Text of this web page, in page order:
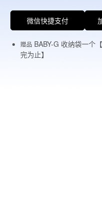
微信快捷支付
赠品 BABY-G 收纳袋一个
完为止】